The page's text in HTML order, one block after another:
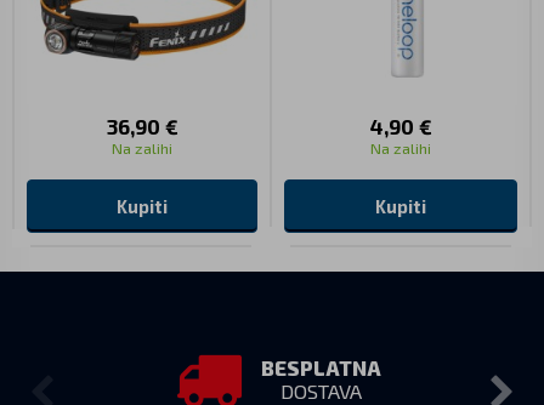
36,90 €
Na zalihi
Kupiti
4,90 €
Na zalihi
Kupiti
BESPLATNA
DOSTAVA